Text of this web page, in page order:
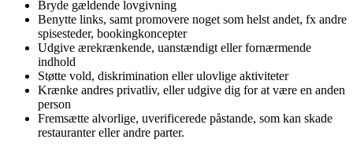
Bryde gældende lovgivning
Benytte links, samt promovere noget som helst andet, fx andre
spisesteder, bookingkoncepter
Udgive ærekrænkende, uanstændigt eller fornærmende
indhold
Støtte vold, diskrimination eller ulovlige aktiviteter
Krænke andres privatliv, eller udgive dig for at være en anden
person
Fremsætte alvorlige, uverificerede påstande, som kan skade
restauranter eller andre parter.